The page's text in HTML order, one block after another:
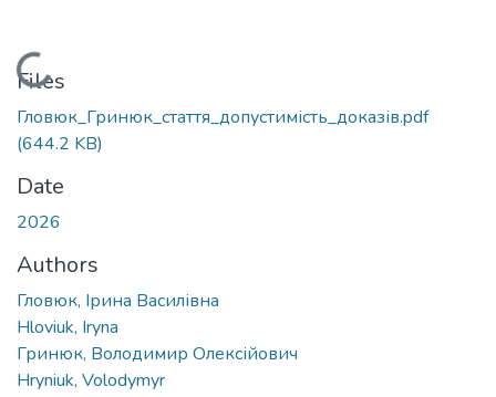
Loading...
Files
Гловюк_Гринюк_стаття_допустимість_доказів.pdf
(644.2 KB)
Date
2026
Authors
Гловюк, Ірина Василівна
Hloviuk, Iryna
Гринюк, Володимир Олексійович
Hryniuk, Volodymyr